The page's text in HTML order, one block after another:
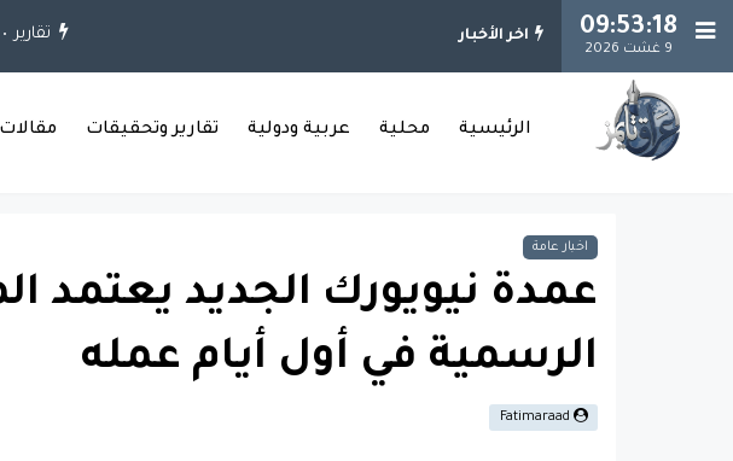
09:53:19
9 غشت 2026
اخر الأخبار مرصد: 15 نوعاً من الكوارث واجهت العراق خلال العقود الثلاثة الماضية
الرئيسية محلية عربية ودولية تقارير وتحقيقات مقالات
اخبار عامة
عمدة نيويورك الجديد يعتمد
الرسمية في أول أيام عمله
Fatimaraad